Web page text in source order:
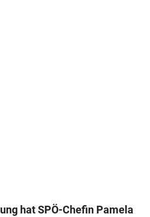
hat SPÖ-Chefin Pamela